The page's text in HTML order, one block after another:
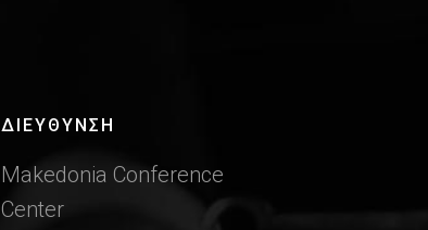
ΔΙΕΎΘΥΝΣΗ
Makedonia Conference
Center